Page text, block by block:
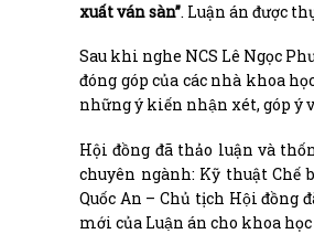
xuất ván sàn”. Luận án được
Sau khi nghe NCS Lê Ngọc
đóng góp của các nhà khoa
những ý kiến nhận xét, góp ý
Hội đồng đã thảo luận và
chuyên ngành: Kỹ thuật Chế
Quốc An – Chủ tịch Hội đồng
mới của Luận án cho khoa